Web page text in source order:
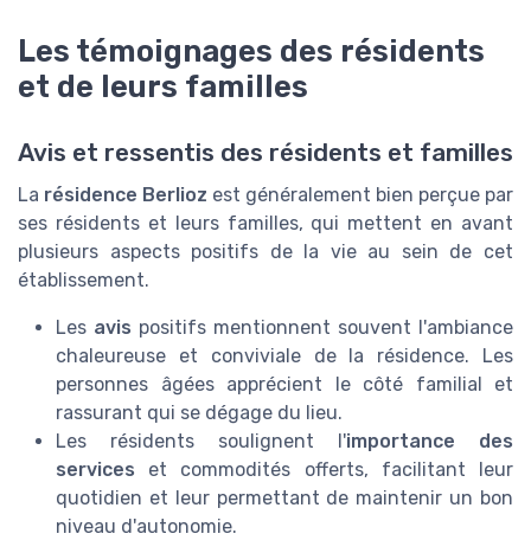
Les témoignages des résidents
et de leurs familles
Avis et ressentis des résidents et familles
La résidence Berlioz est généralement bien perçue par
ses résidents et leurs familles, qui mettent en avant
plusieurs aspects positifs de la vie au sein de cet
établissement.
Les avis positifs mentionnent souvent l'ambiance
chaleureuse et conviviale de la résidence. Les
personnes âgées apprécient le côté familial et
rassurant qui se dégage du lieu.
Les résidents soulignent l'importance des
services et commodités offerts, facilitant leur
quotidien et leur permettant de maintenir un bon
niveau d'autonomie.